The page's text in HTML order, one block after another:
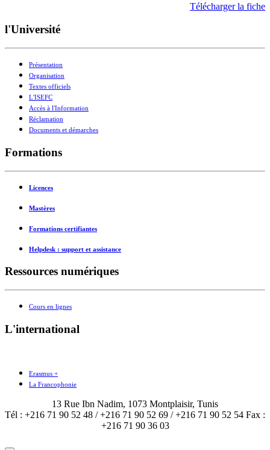
Télécharger la fiche
l'Université
Présentation
Organisation
Textes officiels
L'ISEFC
Accès à l'Information
Réclamation
Documents et démarches
Formations
Licences
Mastères
Formations certifiantes
Helpdesk : support et assistance
Ressources numériques
Cours en lignes
L'international
Erasmus +
La Francophonie
13 Rue Ibn Nadim, 1073 Montplaisir, Tunis
Tél : +216 71 90 52 48 / +216 71 90 52 69 / +216 71 90 52 54 Fax :
+216 71 90 36 03